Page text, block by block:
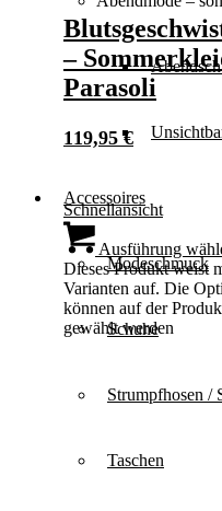
Accessoires
Modeschmuck
Schuhe
Strumpfhosen /
Taschen
–
Parasoli
119,95€
Schnellansicht
Ausführung
Dieses Produkt weist
Varianten auf. Die
können auf der
gewählt werden